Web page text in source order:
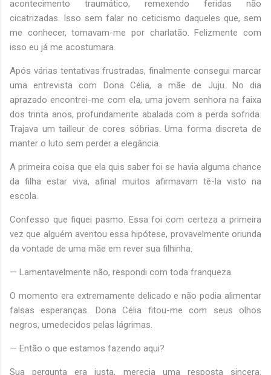
acontecimento traumático, remexendo feridas não
cicatrizadas. Isso sem falar no ceticismo daqueles que, sem
me conhecer, tomavam-me por charlatão. Felizmente com
isso eu já me acostumara.
Após várias tentativas frustradas, finalmente consegui marcar
uma entrevista com Dona Célia, a mãe de Juju. No dia
aprazado encontrei-me com ela, uma jovem senhora na faixa
dos trinta anos, profundamente abalada com a perda sofrida.
Trajava um tailleur de cores sóbrias. Uma forma discreta de
manter o luto sem perder a elegância.
A primeira coisa que ela quis saber foi se havia alguma chance
da filha estar viva, afinal muitos afirmavam tê-la visto na
escola.
Confesso que fiquei pasmo. Essa foi com certeza a primeira
vez que alguém aventou essa hipótese, provavelmente oriunda
da vontade de uma mãe em rever sua filhinha.
— Lamentavelmente não, respondi com toda franqueza.
O momento era extremamente delicado e não podia alimentar
falsas esperanças. Dona Célia fitou-me com seus olhos
negros, umedecidos pelas lágrimas.
— Então o que estamos fazendo aqui?
Sua pergunta era justa, merecia uma resposta sincera.